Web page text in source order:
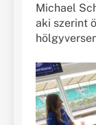
Michael
aki szerint